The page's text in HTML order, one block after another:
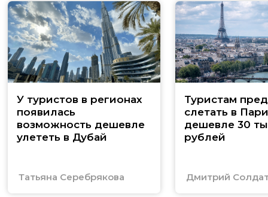
У туристов в регионах
появилась
возможность дешевле
улететь в Дубай
Татьяна Серебрякова
Туристам
слетать в
дешевле 30
рублей
Дмитрий